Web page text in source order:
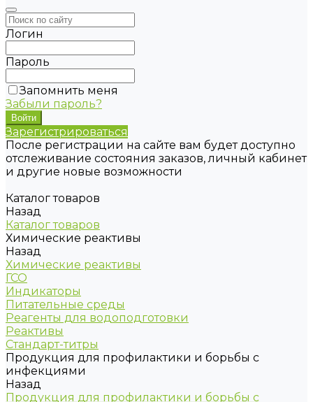
Логин
Пароль
Запомнить меня
Забыли пароль?
Зарегистрироваться
После регистрации на сайте вам будет доступно
отслеживание состояния заказов, личный кабинет
и другие новые возможности
Каталог товаров
Назад
Каталог товаров
Химические реактивы
Назад
Химические реактивы
ГСО
Индикаторы
Питательные среды
Реагенты для водоподготовки
Реактивы
Стандарт-титры
Продукция для профилактики и борьбы с
инфекциями
Назад
Продукция для профилактики и борьбы с